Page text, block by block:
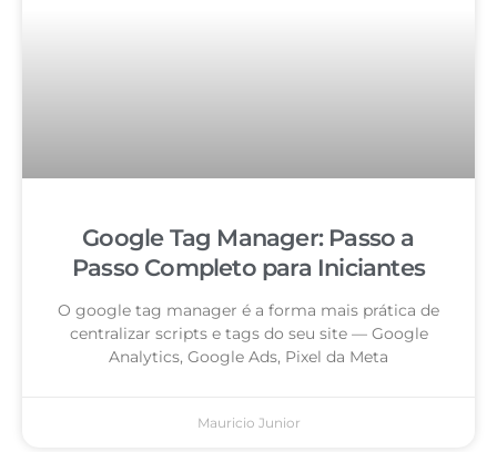
Google Tag Manager: Passo a
Passo Completo para Iniciantes
O google tag manager é a forma mais prática de
centralizar scripts e tags do seu site — Google
Analytics, Google Ads, Pixel da Meta
Mauricio Junior